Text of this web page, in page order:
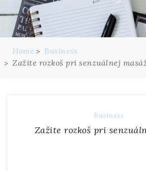
Home
Business
Zažite rozkoš pri senzuálnej
Business
Zažite rozkoš pri